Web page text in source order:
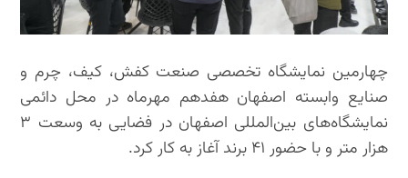
چهارمین نمایشگاه تخصصی صنعت کفش، کیف، چرم و
صنایع وابسته اصفهان هفدهم مهرماه در محل دائمی
نمایشگاه‌های بین‌المللی اصفهان در فضایی به وسعت ۳
هزار متر و با حضور ۴۱ برند آغاز به کار کرد.